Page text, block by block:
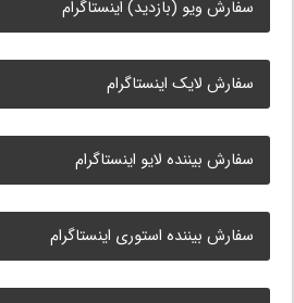
سفارش ویو (بازدید) اینستاگرام
سفارش لایک اینستاگرام
سفارش بیننده لایو اینستاگرام
سفارش بیننده استوری اینستاگرام